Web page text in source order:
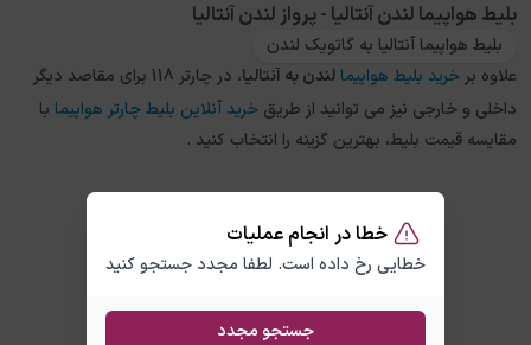
خطا در انجام عملیات
خطایی رخ داده است. لطفا مجدد جستجو کنید
جستجو مجدد
بلیط هواپیما لندن آنتالیا - پرواز لندن آنتالیا
بلیط هواپیما آنتالیا به گاتویک لندن
علاوه بر خرید بلیط هواپیما لندنبه آنتالیا
، در چارتر 118 برای مقاصد دیگر
داخلی و خارجی نیز می توانید از طریق خرید آنلاین بلیط چارتر هواپیما با
مقایسه قیمت بلیط، بهترین گزینه را انتخاب کنید .